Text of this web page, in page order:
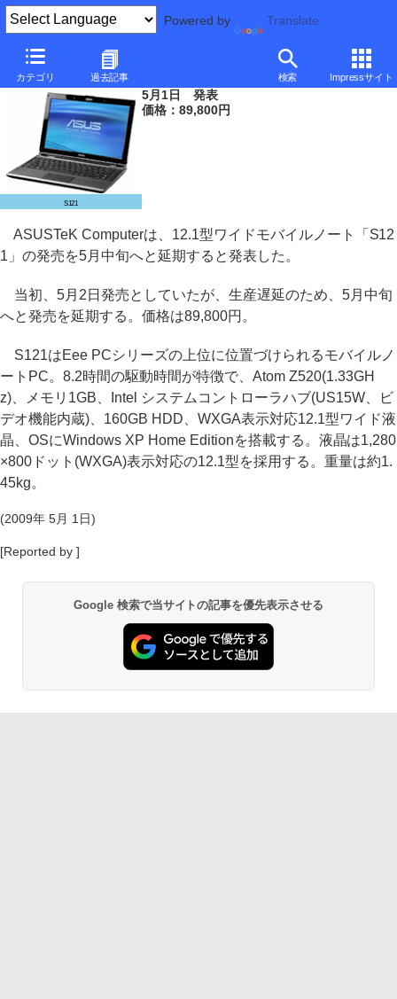
Powered by Translate
カテゴリ 過去記事 検索 Impressサイト
ASUSTeK、12.1型モバイル「S121」を生産遅延で発売延期
S121
5月1日 発表
価格：89,800円
ASUSTeK Computerは、12.1型ワイドモバイルノート「S12
1」の発売を5月中旬へと延期すると発表した。
当初、5月2日発売としていたが、生産遅延のため、5月中旬
へと発売を延期する。価格は89,800円。
S121はEee PCシリーズの上位に位置づけられるモバイルノ
ートPC。8.2時間の駆動時間が特徴で、Atom Z520(1.33GH
z)、メモリ1GB、Intel システムコントローラハブ(US15W、ビ
デオ機能内蔵)、160GB HDD、WXGA表示対応12.1型ワイド液
晶、OSにWindows XP Home Editionを搭載する。液晶は1,280
×800ドット(WXGA)表示対応の12.1型を採用する。重量は約1.
45kg。
(2009年 5月 1日)
[Reported by ]
Google 検索で当サイトの記事を優先表示させる